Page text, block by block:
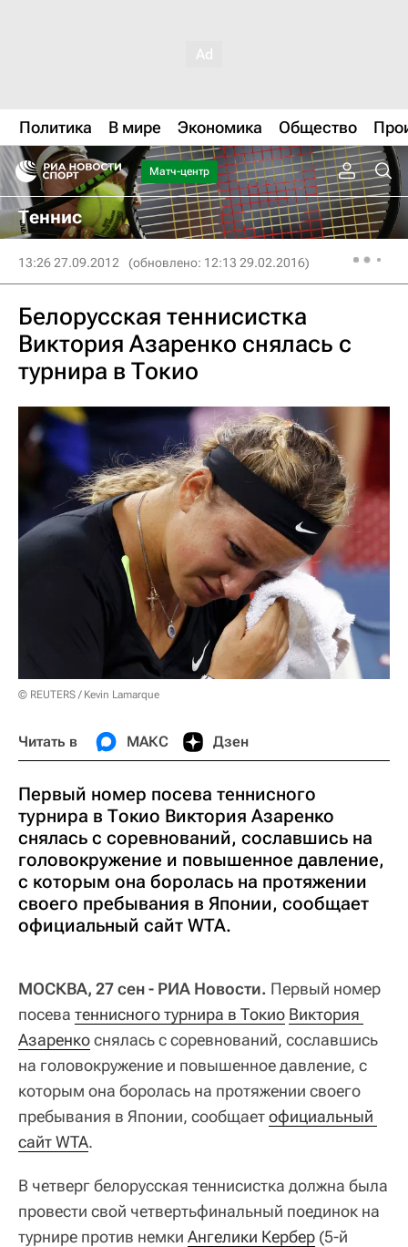
Политика В мире Экономика Общество
Матч-центр
Теннис
13:26 27.09.2012 (обновлено: 12:13 29.02.2016)
Белорусская теннисистка
Виктория Азаренко снялась с
турнира в Токио
© REUTERS / Kevin Lamarque
Читать в МАКС Дзен
Первый номер посева теннисного
турнира в Токио Виктория Азаренко
снялась с соревнований, сославшись на
головокружение и повышенное давление,
с которым она боролась на протяжении
своего пребывания в Японии, сообщает
официальный сайт WTA.
МОСКВА, 27 сен - РИА Новости. Первый номер
посева теннисного турнира в Токио Виктория
Азаренкоснялась с соревнований, сославшись
на головокружение и повышенное давление, с
которым она боролась на протяжении своего
пребывания в Японии, сообщаетофициальный
сайт WTA.
В четверг белорусская теннисистка должна была
провести свой четвертьфинальный поединок на
турнире против немки Ангелики Кербер (5-й